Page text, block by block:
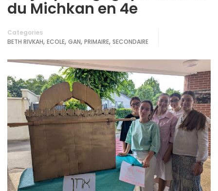
du Michkan en 4e
Categories
BETH RIVKAH, ECOLE, GAN, PRIMAIRE, SECONDAIRE